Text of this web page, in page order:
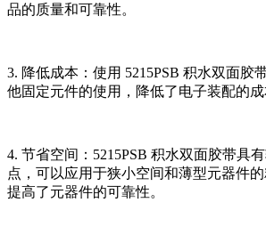
品的质量和可靠性。
3. 降低成本：使用 5215PSB 积水双面胶
他固定元件的使用，降低了电子装配的成
4. 节省空间：5215PSB 积水双面胶带具
点，可以应用于狭小空间和薄型元器件的
提高了元器件的可靠性。